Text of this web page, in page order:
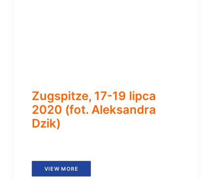
Zugspitze, 17-19 lipca
2020 (fot. Aleksandra
Dzik)
VIEW MORE